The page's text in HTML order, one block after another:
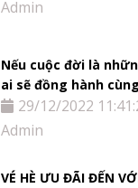
Admin
Nếu cuộc đời là
ai sẽ đồng hành
29/12/2022
Admin
VÉ HÈ ƯU ĐÃI ĐẾN